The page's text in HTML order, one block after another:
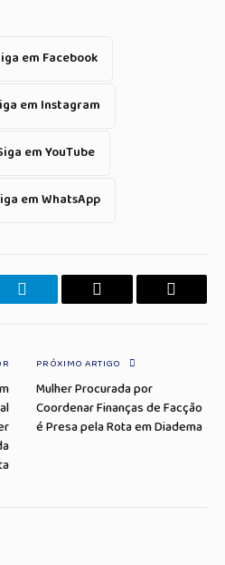
em Facebook
em Instagram
em YouTube
em WhatsApp
Telegrama Copiar
E-
PRÓXIMO ARTIGO
Mulher Procurada por
Coordenar Finanças de Facção
é Presa pela Rota em Diadema